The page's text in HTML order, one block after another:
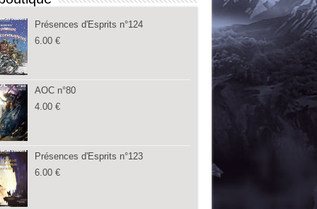
Présences d'Esprits n°124
6.00 €
AOC n°80
4.00 €
Présences d'Esprits n°123
6.00 €